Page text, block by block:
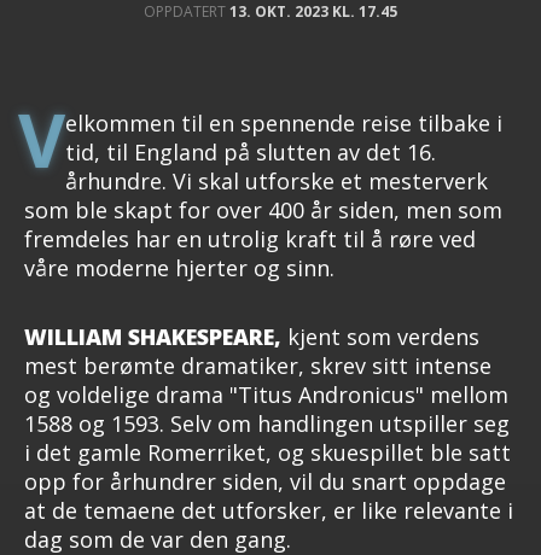
OPPDATERT13. OKT. 2023 KL. 17.45
Velkommen til en spennende reise tilbake i
tid, til England på slutten av det 16.
århundre. Vi skal utforske et mesterverk
som ble skapt for over 400 år siden, men som
fremdeles har en utrolig kraft til å røre ved
våre moderne hjerter og sinn.
WILLIAM SHAKESPEARE, kjent som verdens
mest berømte dramatiker, skrev sitt intense
og voldelige drama "Titus Andronicus" mellom
1588 og 1593. Selv om handlingen utspiller seg
i det gamle Romerriket, og skuespillet ble satt
opp for århundrer siden, vil du snart oppdage
at de temaene det utforsker, er like relevante i
dag som de var den gang.